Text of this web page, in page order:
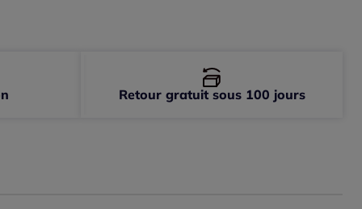
Retour gratuit sous 100 jours